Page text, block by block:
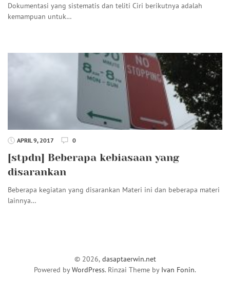
Dokumentasi yang sistematis dan teliti Ciri berikutnya adalah
kemampuan untuk…
APRIL 9, 2017 0
[stpdn] Beberapa kebiasaan yang
disarankan
Beberapa kegiatan yang disarankan Materi ini dan beberapa materi
lainnya…
© 2026, dasaptaerwin.net
Powered byWordPress. Rinzai Theme by Ivan Fonin.